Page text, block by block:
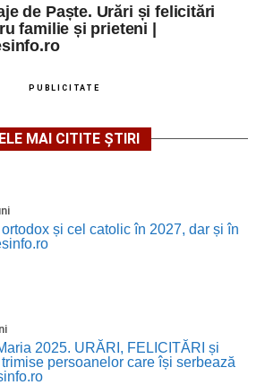
de Paște. Urări și felicitări
familie și prieteni |
PUBLICITATE
MAI CITITE ȘTIRI
și cel catolic în 2027, dar și în
2025. URĂRI, FELICITĂRI și
persoanelor care își serbează